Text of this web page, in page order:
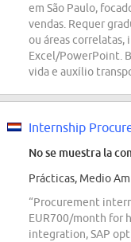
em São Paulo,
vendas. Requer
ou áreas
Excel/PowerPoint.
vida e auxílio
Internship
No se muestra la
Prácticas, Medio
“Procurement
EUR700/month for
integration, SAP